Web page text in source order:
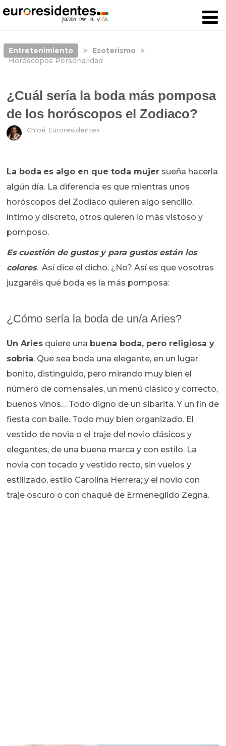
Entretenimiento
Esoterismo
Horóscopos Personalidad
¿Cuál sería la boda más pomposa
de los horóscopos el Zodiaco?
Chloé Euroresidentes
La boda es algo en que toda mujer sueña hacerla
algún día. La diferencia es que mientras unos
horóscopos del Zodiaco quieren algo sencillo,
íntimo y discreto, otros quieren lo más vistoso y
pomposo.
Es cuestión de gustos y para gustos están los
colores. Así dice el dicho. ¿No? Así es que vosotras
juzgaréis qué boda es la más pomposa:
¿Cómo sería la boda de un/a Aries?
Un Aries quiere una buena boda, pero religiosa y
sobria. Que sea boda una elegante, en un lugar
bonito, distinguido, pero mirando muy bien el
número de comensales, un menú clásico y correcto,
buenos vinos… Todo digno de un sibarita. Y un fin de
fiesta con baile. Todo muy bien organizado. El
vestido de novia o el traje del novio clásicos y
elegantes, de una buena marca y con estilo. La
novia con tocado y vestido recto, sin vuelos y
estilizado, estilo Carolina Herrera; y el novio con
traje oscuro o con chaqué de Ermenegildo Zegna.